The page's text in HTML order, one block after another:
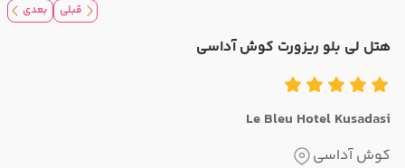
قبلی بعدی
هتل لی بلو ریزورت کوش آداسی
Le Bleu Hotel Kusadasi
کوش آداسی